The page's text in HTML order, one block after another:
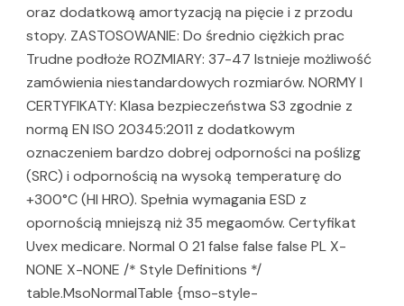
oraz dodatkową amortyzacją na pięcie i z przodu
stopy. ZASTOSOWANIE: Do średnio ciężkich prac
Trudne podłoże ROZMIARY: 37-47 Istnieje możliwość
zamówienia niestandardowych rozmiarów. NORMY I
CERTYFIKATY: Klasa bezpieczeństwa S3 zgodnie z
normą EN ISO 20345:2011 z dodatkowym
oznaczeniem bardzo dobrej odporności na poślizg
(SRC) i odpornością na wysoką temperaturę do
+300°C (HI HRO). Spełnia wymagania ESD z
opornością mniejszą niż 35 megaomów. Certyfikat
Uvex medicare. Normal 0 21 false false false PL X-
NONE X-NONE /* Style Definitions */
table.MsoNormalTable {mso-style-